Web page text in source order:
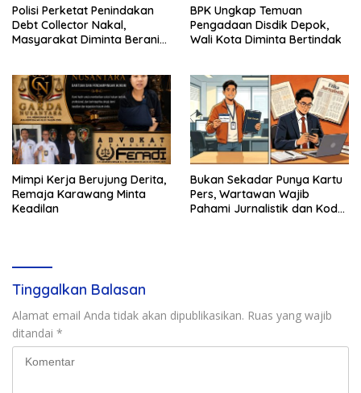
Polisi Perketat Penindakan
Debt Collector Nakal,
Masyarakat Diminta Berani
BPK Ungkap Temuan
Pengadaan Disdik Depok,
Wali Kota Diminta Bertindak
Mimpi Kerja Berujung Derita,
Remaja Karawang Minta
Keadilan
Bukan Sekadar Punya Kartu
Pers, Wartawan Wajib
Pahami Jurnalistik dan Kode
Tinggalkan Balasan
Alamat email Anda tidak akan dipublikasikan. Ruas yang wajib
ditandai *